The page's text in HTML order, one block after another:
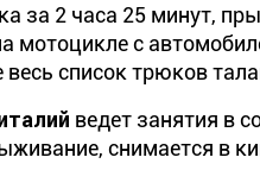
за 2 часа 25 минут,
мотоцикле с
список трюков
ведет занятия в
снимается в